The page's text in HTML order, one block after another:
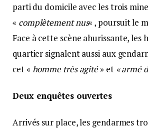
parti du domicile avec les trois
« complètement nus« , poursuit le
Face à cette scène ahurissante, les
quartier signalent aussi aux
cet « homme très agité» et « armé
Deux enquêtes ouvertes
Arrivés sur place, les gendarmes